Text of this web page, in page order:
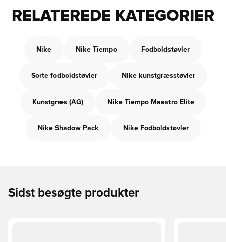
RELATEREDE KATEGORIER
Nike Nike Tiempo Fodboldstøvler
Sorte fodboldstøvler Nike kunstgræsstøvler
Kunstgræs (AG) Nike Tiempo Maestro Elite
Nike Shadow Pack Nike Fodboldstøvler
Sidst besøgte produkter